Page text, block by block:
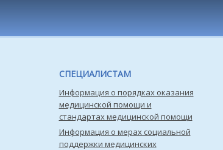
СПЕЦИАЛИСТАМ
Информация о порядках оказания
медицинской помощи и
стандартах медицинской помощи
Информация о мерах социальной
поддержки медицинских